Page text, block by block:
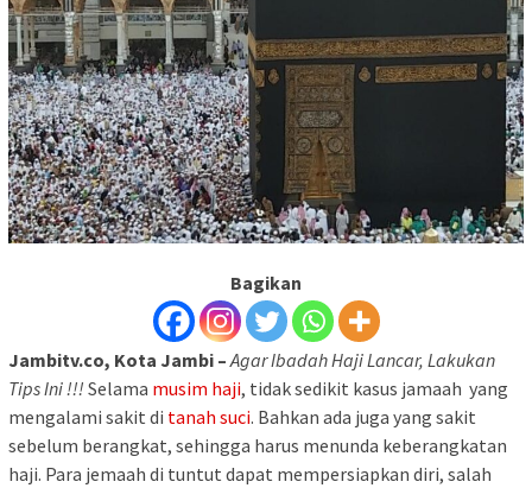
Bagikan
Jambitv.co, Kota Jambi –Agar Ibadah Haji Lancar, Lakukan
Tips Ini !!! Selama musim haji, tidak sedikit kasus jamaah yang
mengalami sakit di tanah suci. Bahkan ada juga yang sakit
sebelum berangkat, sehingga harus menunda keberangkatan
haji. Para jemaah di tuntut dapat mempersiapkan diri, salah